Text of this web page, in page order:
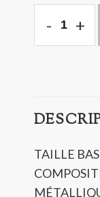
- +
TAILLE